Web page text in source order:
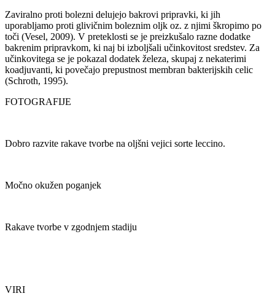
Zaviralno proti bolezni delujejo bakrovi pripravki, ki jih
uporabljamo proti glivičnim boleznim oljk oz. z njimi škropimo po
toči (Vesel, 2009). V preteklosti se je preizkušalo razne dodatke
bakrenim pripravkom, ki naj bi izboljšali učinkovitost sredstev. Za
učinkovitega se je pokazal dodatek železa, skupaj z nekaterimi
koadjuvanti, ki povečajo prepustnost membran bakterijskih celic
(Schroth, 1995).
FOTOGRAFIJE
Dobro razvite rakave tvorbe na oljšni vejici sorte leccino.
Močno okužen poganjek
Rakave tvorbe v zgodnjem stadiju
VIRI